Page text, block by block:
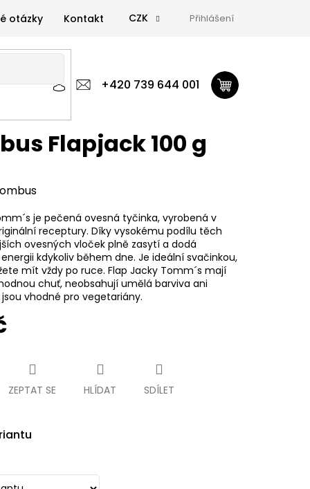
otázky Kontakt CZK Přihlášení
+420 739 644 001
Zdravá výživa Doplňky GymTime Magazín
Doplňky
je pečená ovesná tyčinka, vyrobená v
receptury. Díky vysokému podílu těch
ovesných vloček plně zasytí a dodá
kdykoliv během dne. Je ideální svačinkou,
mít vždy po ruce. Flap Jacky Tomm´s mají
chuť, neobsahují umělá barviva ani
vhodné pro vegetariány.
ZEPTAT SE HLÍDAT SDÍLET
Flapjack 100 g